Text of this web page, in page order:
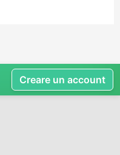
Creare un account